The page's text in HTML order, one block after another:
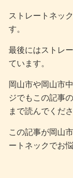
ストレートネッ
す。
最後にはストレ
ています。
岡山市や岡山市
ジでもこの記事
まで読んでくださ
この記事が岡山
ートネックでお